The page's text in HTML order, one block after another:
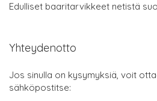
Edulliset baaritarvikkeet netistä
Yhteydenotto
Jos sinulla on kysymyksiä, voit
sähköpostitse: